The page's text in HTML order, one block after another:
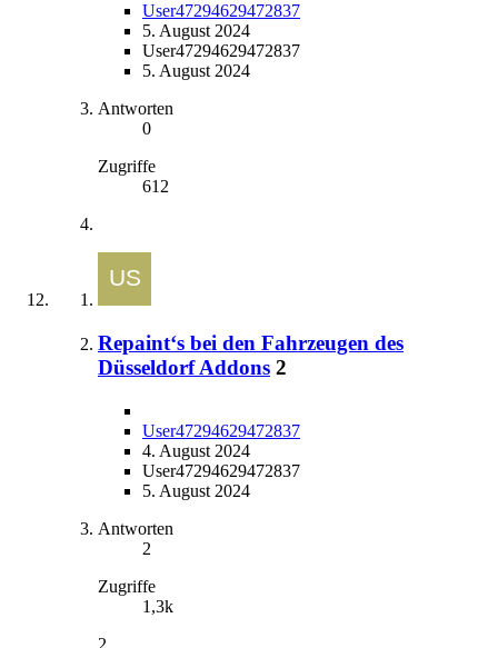
User47294629472837
5. August 2024
User47294629472837
5. August 2024
Antworten
0
Zugriffe
612
Repaint‘s bei den Fahrzeugen des
Düsseldorf Addons 2
User47294629472837
4. August 2024
User47294629472837
5. August 2024
Antworten
2
Zugriffe
1,3k
2